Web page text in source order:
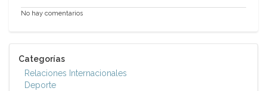
No hay comentarios
Categorías
Relaciones Internacionales
Deporte